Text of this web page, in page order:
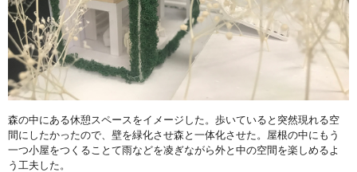
森の中にある休憩スペースをイメージした。歩いていると突然現れる空
間にしたかったので、壁を緑化させ森と一体化させた。屋根の中にもう
一つ小屋をつくることて雨などを凌ぎながら外と中の空間を楽しめるよ
う工夫した。